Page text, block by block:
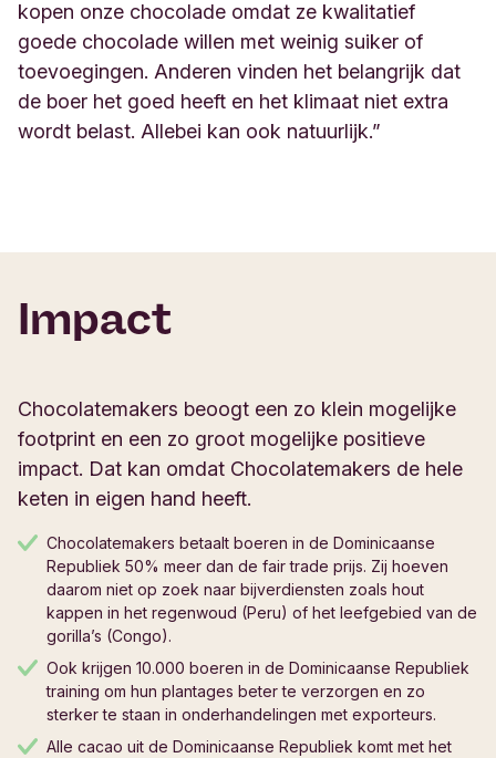
kopen onze chocolade omdat ze kwalitatief
goede chocolade willen met weinig suiker of
toevoegingen. Anderen vinden het belangrijk dat
de boer het goed heeft en het klimaat niet extra
wordt belast. Allebei kan ook natuurlijk.”
Impact
Chocolatemakers beoogt een zo klein mogelijke
footprint en een zo groot mogelijke positieve
impact. Dat kan omdat Chocolatemakers de hele
keten in eigen hand heeft.
Chocolatemakers betaalt boeren in de Dominicaanse
Republiek 50% meer dan de fair trade prijs. Zij hoeven
daarom niet op zoek naar bijverdiensten zoals hout
kappen in het regenwoud (Peru) of het leefgebied van de
gorilla’s (Congo).
Ook krijgen 10.000 boeren in de Dominicaanse Republiek
training om hun plantages beter te verzorgen en zo
sterker te staan in onderhandelingen met exporteurs.
Alle cacao uit de Dominicaanse Republiek komt met het